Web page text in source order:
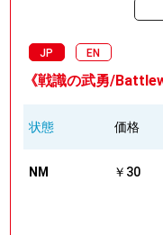
JP EN
《戦識の武勇/
状態 価格
NM ￥30